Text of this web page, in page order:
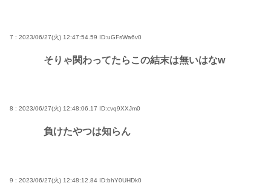
7 : 2023/06/27(火) 12:47:54.59 ID:uGFsWa6v0
そりゃ関わってたらこの結末は無いはなw
8 : 2023/06/27(火) 12:48:06.17 ID:cvq9XXJm0
負けたやつは知らん
9 : 2023/06/27(火) 12:48:12.84 ID:bhY0UHDk0